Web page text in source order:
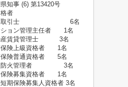
知事 (6) 第13420号
者
取引士 6名
ション管理主任者 1名
産賃貸管理士 3名
保険上級資格者 1名
保険普通資格者 5名
防火管理者 3名
保険募集資格者 1名
期保険募集人資格者 3名